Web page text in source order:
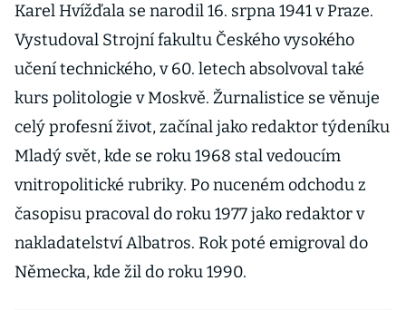
Karel Hvížďala se narodil 16. srpna 1941 v Praze.
Vystudoval Strojní fakultu Českého vysokého
učení technického, v 60. letech absolvoval také
kurs politologie v Moskvě. Žurnalistice se věnuje
celý profesní život, začínal jako redaktor týdeníku
Mladý svět, kde se roku 1968 stal vedoucím
vnitropolitické rubriky. Po nuceném odchodu z
časopisu pracoval do roku 1977 jako redaktor v
nakladatelství Albatros. Rok poté emigroval do
Německa, kde žil do roku 1990.